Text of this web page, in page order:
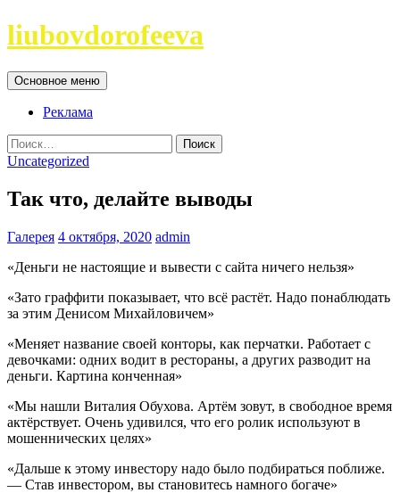
Перейти
к
liubovdorofeeva
Поиск
Основное меню
Реклама
Найти:
Uncategorized
Так что, делайте выводы
Галерея 4 октября, 2020 admin
«Деньги не настоящие и вывести с сайта ничего нельзя»
«Зато граффити показывает, что всё растёт. Надо понаблюдать
за этим Денисом Михайловичем»
«Меняет название своей конторы, как перчатки. Работает с
девочками: одних водит в рестораны, а других разводит на
деньги. Картина конченная»
«Мы нашли Виталия Обухова. Артём зовут, в свободное время
актёрствует. Очень удивился, что его ролик используют в
мошеннических целях»
«Дальше к этому инвестору надо было подбираться поближе.
— Став инвестором, вы становитесь намного богаче»